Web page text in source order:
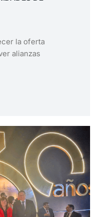
la oferta
alianzas